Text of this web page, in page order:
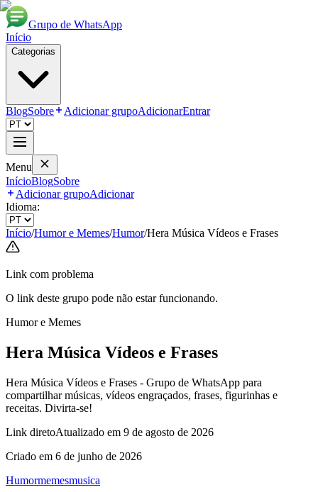
Grupo de WhatsApp
Início
Categorias
BlogSobre Adicionar grupoAdicionarEntrar
Menu
InícioBlogSobre
Adicionar grupoAdicionar
Idioma:
Início/Humor e Memes/Humor/Hera Música Vídeos e Frases
Link com problema
O link deste grupo pode não estar funcionando.
Humor e Memes
Hera Música Vídeos e Frases
Hera Música Vídeos e Frases - Grupo de WhatsApp para
compartilhar músicas, vídeos engraçados, frases, figurinhas e
receitas. Divirta‑se!
Link diretoAtualizado em 9 de agosto de 2026
Criado em 6 de junho de 2026
Humormemesmusica